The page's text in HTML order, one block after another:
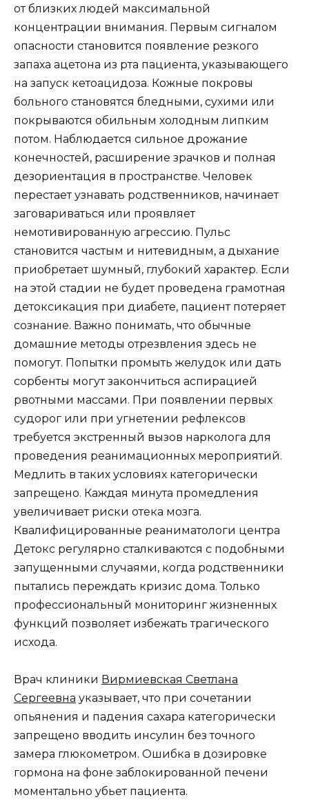
от близких людей максимальной
концентрации внимания. Первым сигналом
опасности становится появление резкого
запаха ацетона из рта пациента, указывающего
на запуск кетоацидоза. Кожные покровы
больного становятся бледными, сухими или
покрываются обильным холодным липким
потом. Наблюдается сильное дрожание
конечностей, расширение зрачков и полная
дезориентация в пространстве. Человек
перестает узнавать родственников, начинает
заговариваться или проявляет
немотивированную агрессию. Пульс
становится частым и нитевидным, а дыхание
приобретает шумный, глубокий характер. Если
на этой стадии не будет проведена грамотная
детоксикация при диабете, пациент потеряет
сознание. Важно понимать, что обычные
домашние методы отрезвления здесь не
помогут. Попытки промыть желудок или дать
сорбенты могут закончиться аспирацией
рвотными массами. При появлении первых
судорог или при угнетении рефлексов
требуется экстренный вызов нарколога для
проведения реанимационных мероприятий.
Медлить в таких условиях категорически
запрещено. Каждая минута промедления
увеличивает риски отека мозга.
Квалифицированные реаниматологи центра
Детокс регулярно сталкиваются с подобными
запущенными случаями, когда родственники
пытались переждать кризис дома. Только
профессиональный мониторинг жизненных
функций позволяет избежать трагического
исхода.
Врач клиники Вирмиевская Светлана
Сергеевна указывает, что при сочетании
опьянения и падения сахара категорически
запрещено вводить инсулин без точного
замера глюкометром. Ошибка в дозировке
гормона на фоне заблокированной печени
моментально убьет пациента.